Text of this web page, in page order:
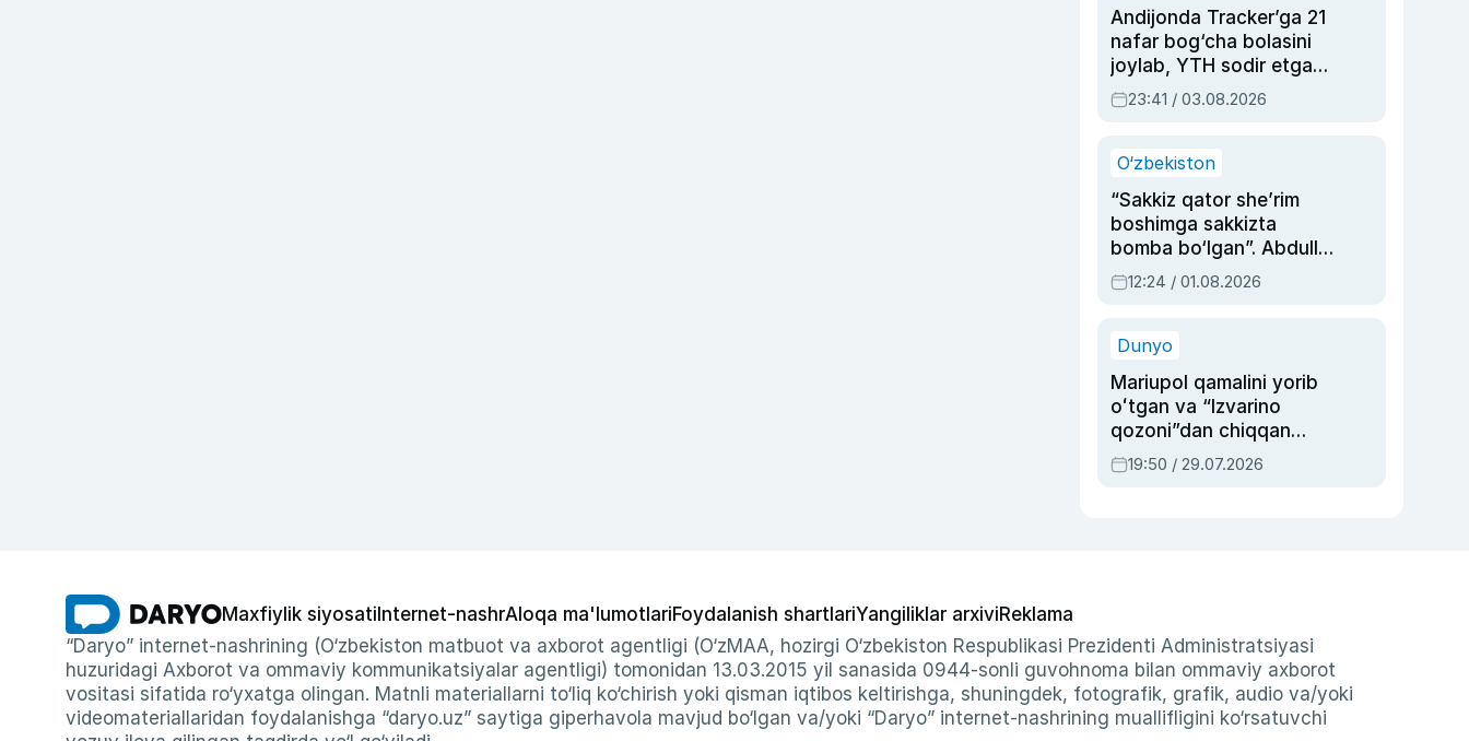
Andijonda Tracker’ga 21
nafar bog‘cha bolasini
joylab, YTH sodir etgan
ayolga sud hukmi o‘qildi
23:41 / 03.08.2026
O‘zbekiston
“Sakkiz qator she’rim
boshimga sakkizta
bomba bo‘lgan”. Abdulla
Oripovni siyosiy
ayblovlardan asrab
12:24 / 01.08.2026
Dunyo
Mariupol qamalini yorib
oʻtgan va “Izvarino
qozoni”dan chiqqan
qahramon — Ukraina
armiyasi bosh
19:50 / 29.07.2026
Maxfiylik siyosati Internet-nashrAloqa ma'lumotlariFoydalanish shartlariYangiliklar arxiviReklama
“Daryo” internet-nashrining (O‘zbekiston matbuot va axborot agentligi (O‘zMAA, hozirgi O‘zbekiston Respublikasi Prezidenti Administratsiyasi
huzuridagi Axborot va ommaviy kommunikatsiyalar agentligi) tomonidan 13.03.2015 yil sanasida 0944-sonli guvohnoma bilan ommaviy axborot
vositasi sifatida ro‘yxatga olingan. Matnli materiallarni to‘liq ko‘chirish yoki qisman iqtibos keltirishga, shuningdek, fotografik, grafik, audio va/yoki
videomateriallaridan foydalanishga “daryo.uz” saytiga giperhavola mavjud bo‘lgan va/yoki “Daryo” internet-nashrining muallifligini ko‘rsatuvchi